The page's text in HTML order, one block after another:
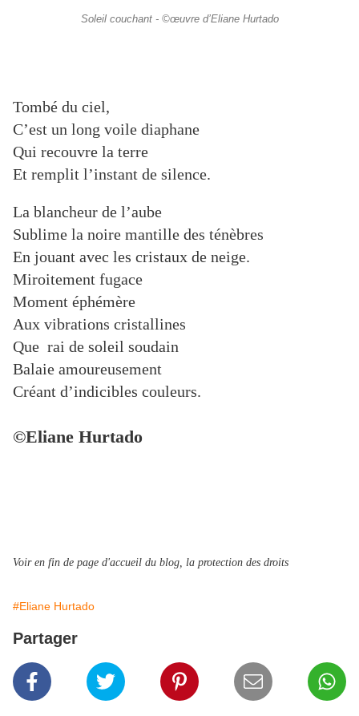
Soleil couchant - ©œuvre d’Eliane Hurtado
Tombé du ciel,
C’est un long voile diaphane
Qui recouvre la terre
Et remplit l’instant de silence.
La blancheur de l’aube
Sublime la noire mantille des ténèbres
En jouant avec les cristaux de neige.
Miroitement fugace
Moment éphémère
Aux vibrations cristallines
Que rai de soleil soudain
Balaie amoureusement
Créant d’indicibles couleurs.
©Eliane Hurtado
Voir en fin de page d'accueil du blog, la protection des droits
#Eliane Hurtado
Partager